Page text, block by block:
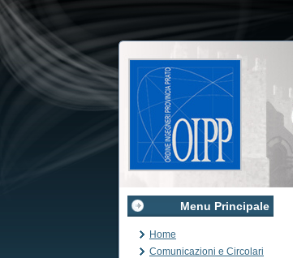
Menu Principale
Home
Comunicazioni e Circolari